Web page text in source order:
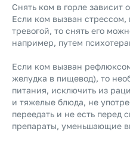
Снять ком в горле зависит
Если ком вызван
тревогой, то снять его
например, путем
Если ком вызван
желудка в пищевод), то
питания, исключить из
и тяжелые блюда, не
переедать и не есть
препараты, уменьшающие